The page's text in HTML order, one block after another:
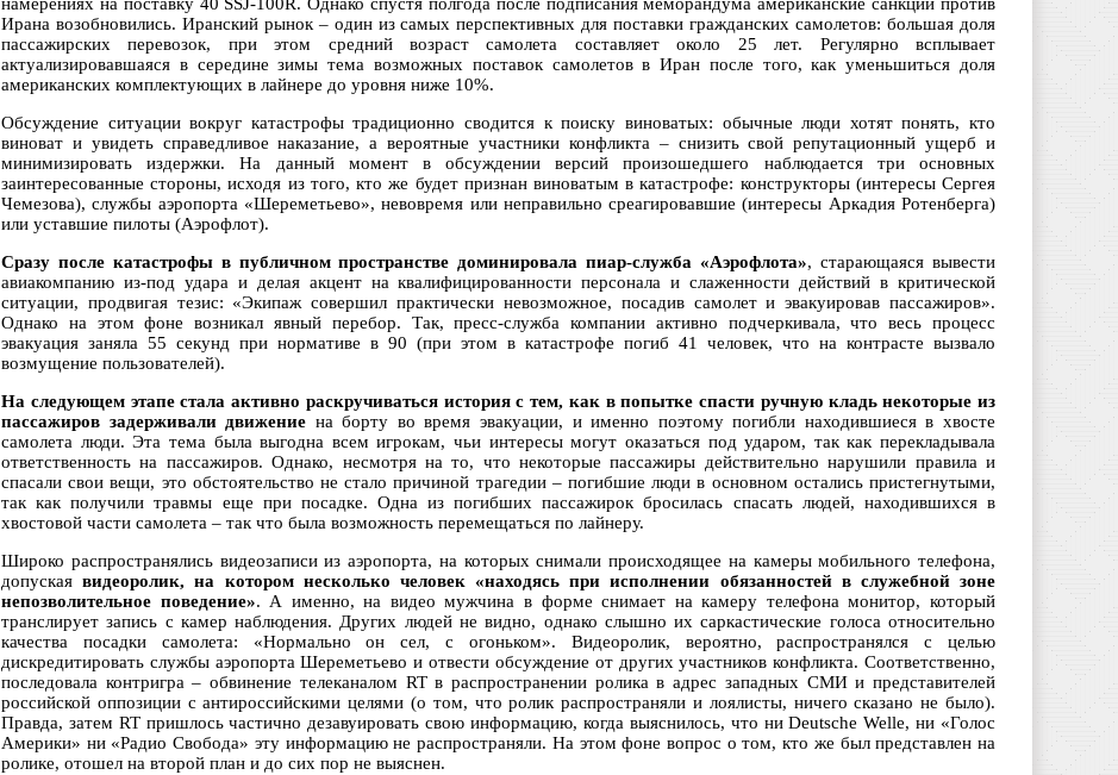
Ирана возобновились. Иранский рынок – один из самых перспективных для поставки гражданских самолетов: большая доля
пассажирских перевозок, при этом средний возраст самолета составляет около 25 лет. Регулярно всплывает
актуализировавшаяся в середине зимы тема возможных поставок самолетов в Иран после того, как уменьшиться доля
американских комплектующих в лайнере до уровня ниже 10%.
Обсуждение ситуации вокруг катастрофы традиционно сводится к поиску виноватых: обычные люди хотят понять, кто
виноват и увидеть справедливое наказание, а вероятные участники конфликта – снизить свой репутационный ущерб и
минимизировать издержки. На данный момент в обсуждении версий произошедшего наблюдается три основных
заинтересованные стороны, исходя из того, кто же будет признан виноватым в катастрофе: конструкторы (интересы Сергея
Чемезова), службы аэропорта «Шереметьево», невовремя или неправильно среагировавшие (интересы Аркадия Ротенберга)
или уставшие пилоты (Аэрофлот).
Сразу после катастрофы в публичном пространстве доминировала пиар-служба «Аэрофлота», старающаяся вывести
авиакомпанию из-под удара и делая акцент на квалифицированности персонала и слаженности действий в критической
ситуации, продвигая тезис: «Экипаж совершил практически невозможное, посадив самолет и эвакуировав пассажиров».
Однако на этом фоне возникал явный перебор. Так, пресс-служба компании активно подчеркивала, что весь процесс
эвакуация заняла 55 секунд при нормативе в 90 (при этом в катастрофе погиб 41 человек, что на контрасте вызвало
возмущение пользователей).
На следующем этапе стала активно раскручиваться история с тем, как в попытке спасти ручную кладь некоторые из
пассажиров задерживали движение на борту во время эвакуации, и именно поэтому погибли находившиеся в хвосте
самолета люди. Эта тема была выгодна всем игрокам, чьи интересы могут оказаться под ударом, так как перекладывала
ответственность на пассажиров. Однако, несмотря на то, что некоторые пассажиры действительно нарушили правила и
спасали свои вещи, это обстоятельство не стало причиной трагедии – погибшие люди в основном остались пристегнутыми,
так как получили травмы еще при посадке. Одна из погибших пассажирок бросилась спасать людей, находившихся в
хвостовой части самолета – так что была возможность перемещаться по лайнеру.
Широко распространялись видеозаписи из аэропорта, на которых снимали происходящее на камеры мобильного телефона,
допускаявидеоролик, на котором несколько человек «находясь при исполнении обязанностей в служебной зоне
непозволительное поведение». А именно, на видео мужчина в форме снимает на камеру телефона монитор, который
транслирует запись с камер наблюдения. Других людей не видно, однако слышно их саркастические голоса относительно
качества посадки самолета: «Нормально он сел, с огоньком». Видеоролик, вероятно, распространялся с целью
дискредитировать службы аэропорта Шереметьево и отвести обсуждение от других участников конфликта. Соответственно,
последовала контригра – обвинение телеканалом RT в распространении ролика в адрес западных СМИ и представителей
российской оппозиции с антироссийскими целями (о том, что ролик распространяли и лоялисты, ничего сказано не было).
Правда, затем RT пришлось частично дезавуировать свою информацию, когда выяснилось, что ни Deutsche Welle, ни «Голос
Америки» ни «Радио Свобода» эту информацию не распространяли. На этом фоне вопрос о том, кто же был представлен на
ролике, отошел на второй план и до сих пор не выяснен.